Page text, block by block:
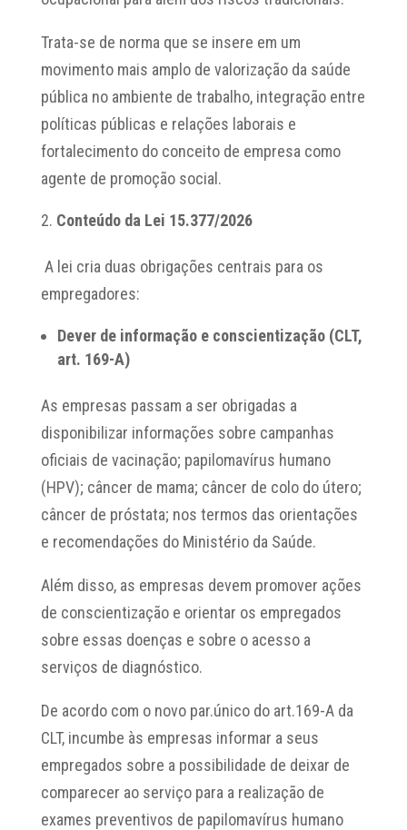
Trata-se de norma que se insere em um
movimento mais amplo de valorização da saúde
pública no ambiente de trabalho, integração entre
políticas públicas e relações laborais e
fortalecimento do conceito de empresa como
agente de promoção social.
Conteúdo da Lei 15.377/2026
A lei cria duas obrigações centrais para os
empregadores:
Dever de informação e conscientização (CLT,
art. 169-A)
As empresas passam a ser obrigadas a
disponibilizar informações sobre campanhas
oficiais de vacinação; papilomavírus humano
(HPV); câncer de mama; câncer de colo do útero;
câncer de próstata; nos termos das orientações
e recomendações do Ministério da Saúde.
Além disso, as empresas devem promover ações
de conscientização e orientar os empregados
sobre essas doenças e sobre o acesso a
serviços de diagnóstico.
De acordo com o novo par.único do art.169-A da
CLT, incumbe às empresas informar a seus
empregados sobre a possibilidade de deixar de
comparecer ao serviço para a realização de
exames preventivos de papilomavírus humano